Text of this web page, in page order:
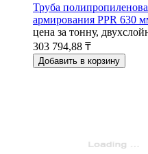
Труба
армирования PPR 630
цена за тонну,
303 794,88 ₸
Добавить в корзину